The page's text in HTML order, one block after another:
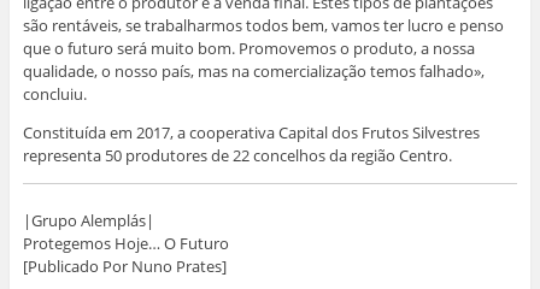
são rentáveis, se trabalharmos todos bem, vamos ter lucro e penso
que o futuro será muito bom. Promovemos o produto, a nossa
qualidade, o nosso país, mas na comercialização temos falhado»,
concluiu.
Constituída em 2017, a cooperativa Capital dos Frutos Silvestres
representa 50 produtores de 22 concelhos da região Centro.
|Grupo Alemplás|
Protegemos Hoje… O Futuro
[Publicado Por Nuno Prates]